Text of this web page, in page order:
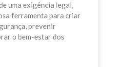
uma exigência legal,
ferramenta para criar
prevenir
o bem-estar dos